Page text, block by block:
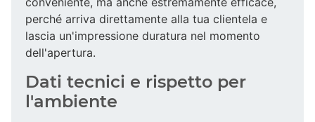
perché arriva direttamente alla tua clientela e
lascia un'impressione duratura nel momento
dell'apertura.
Dati tecnici e rispetto per
l'ambiente